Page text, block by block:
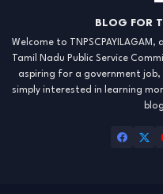
BLOG FOR
Welcome to
Tamil Nadu Public Service
aspiring for a government
simply interested in learning